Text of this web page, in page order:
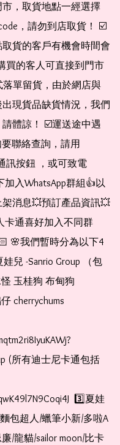
，取貨地點一經選擇
，請勿到店取貨！ ☑️
貨的客戶有機會時間會
買的客人可直接到門市
單留貨，由於網店與
現貨品缺貨情況，我們
體諒！ ☑️運送途中遇
聯絡查詢，請用
訊按鈕 ，或可致電
入WhatsApp群組👍以
消息💥預訂產品資訊💥
通喜好加入不同群
🌸我們暫時分為以下4
兒 -Sanrio Group （包
怪 玉桂狗 布甸狗
cherrychums
(所有迪士尼卡通包括
3️⃣夏娃
包超人/蠟筆小新/多啦A
/龍貓/sailor moon/比卡